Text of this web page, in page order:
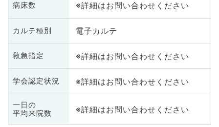
病床数 ※詳細はお問い合わせください
カルテ種別 電子カルテ
救急指定 ※詳細はお問い合わせください
学会認定状況 ※詳細はお問い合わせください
一日の
平均来院数
※詳細はお問い合わせください